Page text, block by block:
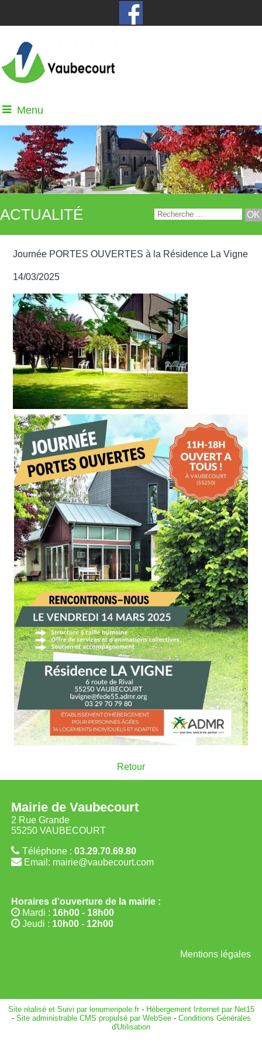
Menu
ACTUALITÉ
Journée PORTES OUVERTES à la Résidence La Vigne
14/03/2025
Retour
Mairie de Vaubecourt
2 Rue Grande
55250 VAUBECOURT
Téléphone : 03.29.70.69.80
Email: mairie@vaubecourt.com
Horaires d'ouverture de la mairie :
Mardi : 16h00 - 18h00
Jeudi : 10h00 - 12h00
Mentions légales
Site réalisé et Suivi par lenumeripole.fr- Hébergement Internet par Net15
- Site administrable CMS propulsé par WebSee- Conditions Générales
d'Utilisation